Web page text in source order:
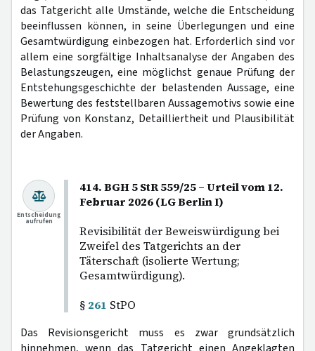
das Tatgericht alle Umstände, welche die Entscheidung
beeinflussen können, in seine Überlegungen und eine
Gesamtwürdigung einbezogen hat. Erforderlich sind vor
allem eine sorgfältige Inhaltsanalyse der Angaben des
Belastungszeugen, eine möglichst genaue Prüfung der
Entstehungsgeschichte der belastenden Aussage, eine
Bewertung des feststellbaren Aussagemotivs sowie eine
Prüfung von Konstanz, Detailliertheit und Plausibilität
der Angaben.
414. BGH 5 StR 559/25 – Urteil vom 12.
Februar 2026 (LG Berlin I)
Revisibilität der Beweiswürdigung bei
Zweifel des Tatgerichts an der
Täterschaft (isolierte Wertung;
Gesamtwürdigung).
§ 261 StPO
Entscheidung
aufrufen
Das Revisionsgericht muss es zwar grundsätzlich